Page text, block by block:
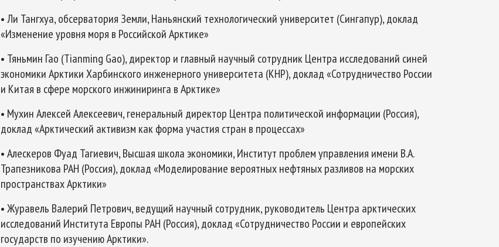
• Ли Тангхуа, обсерватория Земли, Наньянский технологический университет (Сингапур), доклад
«Изменение уровня моря в Российской Арктике»
• Тяньмин Гао (Tianming Gao), директор и главный научный сотрудник Центра исследований синей
экономики Арктики Харбинского инженерного университета (КНР), доклад «Сотрудничество России
и Китая в сфере морского инжиниринга в Арктике»
• Мухин Алексей Алексеевич, генеральный директор Центра политической информации (Россия),
доклад «Арктический активизм как форма участия стран в процессах»
• Алескеров Фуад Тагиевич, Высшая школа экономики, Институт проблем управления имени В.А.
Трапезникова РАН (Россия), доклад «Моделирование вероятных нефтяных разливов на морских
пространствах Арктики»
• Журавель Валерий Петрович, ведущий научный сотрудник, руководитель Центра арктических
исследований Института Европы РАН (Россия), доклад «Сотрудничество России и европейских
государств по изучению Арктики».